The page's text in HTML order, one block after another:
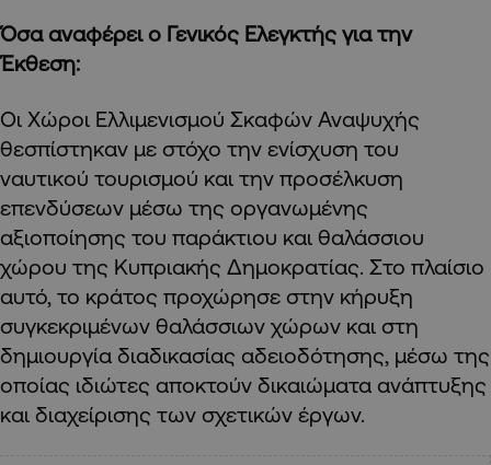
Όσα αναφέρει ο Γενικός Ελεγκτής για την
Έκθεση:
Οι Χώροι Ελλιμενισμού Σκαφών Αναψυχής
θεσπίστηκαν με στόχο την ενίσχυση του
ναυτικού τουρισμού και την προσέλκυση
επενδύσεων μέσω της οργανωμένης
αξιοποίησης του παράκτιου και θαλάσσιου
χώρου της Κυπριακής Δημοκρατίας. Στο πλαίσιο
αυτό, το κράτος προχώρησε στην κήρυξη
συγκεκριμένων θαλάσσιων χώρων και στη
δημιουργία διαδικασίας αδειοδότησης, μέσω της
οποίας ιδιώτες αποκτούν δικαιώματα ανάπτυξης
και διαχείρισης των σχετικών έργων.